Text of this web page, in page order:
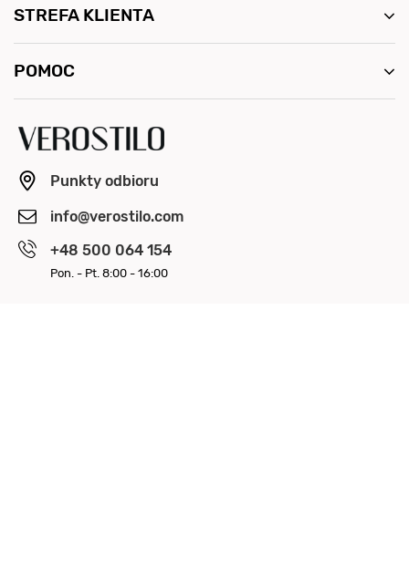
STREFA KLIENTA
POMOC
Punkty odbioru
info@verostilo.com
+48 500 064 154
Pon. - Pt. 8:00 - 16:00